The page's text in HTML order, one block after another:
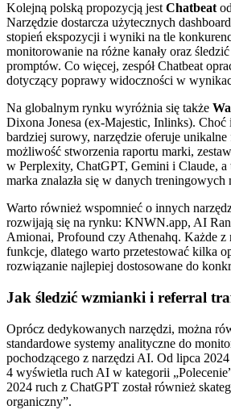
Kolejną polską propozycją jestChatbeat
Narzędzie dostarcza użytecznych
stopień ekspozycji i wyniki na tle
monitorowanie na różne kanały oraz
promptów. Co więcej, zespół Chatbeat
dotyczący poprawy widoczności w
Na globalnym rynku wyróżnia się także
Dixona Jonesa (ex-Majestic, Inlinks). Choć
bardziej surowy, narzędzie oferuje
możliwość stworzenia raportu marki,
w Perplexity, ChatGPT, Gemini i Claude,
marka znalazła się w danych
Warto również wspomnieć o innych
rozwijają się na rynku: KNWN.app, AI
Amionai, Profound czy Athenahq. Każde z
funkcje, dlatego warto przetestować kilka
rozwiązanie najlepiej dostosowane do
Jak śledzić wzmianki i referral
Oprócz dedykowanych narzędzi, można
standardowe systemy analityczne do
pochodzącego z narzędzi AI. Od lipca
4 wyświetla ruch AI w kategorii
2024 ruch z ChatGPT został również
organiczny”.